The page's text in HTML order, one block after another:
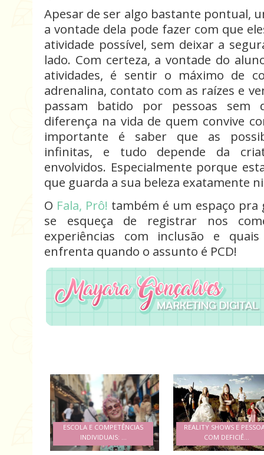
Apesar de ser algo bastante pontual,
a vontade dela pode fazer com que
atividade possível, sem deixar a
lado. Com certeza, a vontade do
atividades, é sentir o máximo de
adrenalina, contato com as raízes e
passam batido por pessoas sem
diferença na vida de quem convive
importante é saber que as
infinitas, e tudo depende da
envolvidos. Especialmente porque
que guarda a sua beleza exatamente
O Fala, Prô! também é um espaço
se esqueça de registrar nos
experiências com inclusão e
enfrenta quando o assunto é PCD!
ESCOLA E COMPETÊNCIAS
INDIVIDUAIS: ...
REALITY SHOWS E
COM DEFICIÊ...